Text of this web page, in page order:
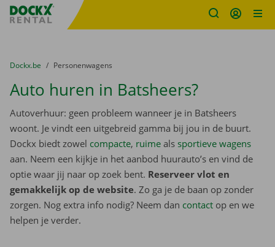
Fratello DEMO
U bevindt zich hier:
van
Dockx.be naar
Personenwagens
Auto huren in Batsheers?
Autoverhuur: geen probleem wanneer je in Batsheers
woont. Je vindt een uitgebreid gamma bij jou in de buurt.
Dockx biedt zowel compacte, ruime als sportieve wagens
aan. Neem een kijkje in het aanbod huurauto’s en vind de
optie waar jij naar op zoek bent. Reserveer vlot en
gemakkelijk op de website. Zo ga je de baan op zonder
zorgen. Nog extra info nodig? Neem dan contact op en we
helpen je verder.